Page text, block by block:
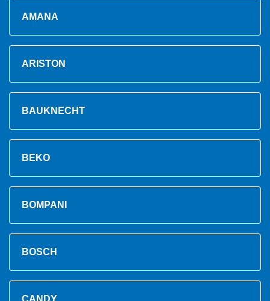
AMANA
ARISTON
BAUKNECHT
BEKO
BOMPANI
BOSCH